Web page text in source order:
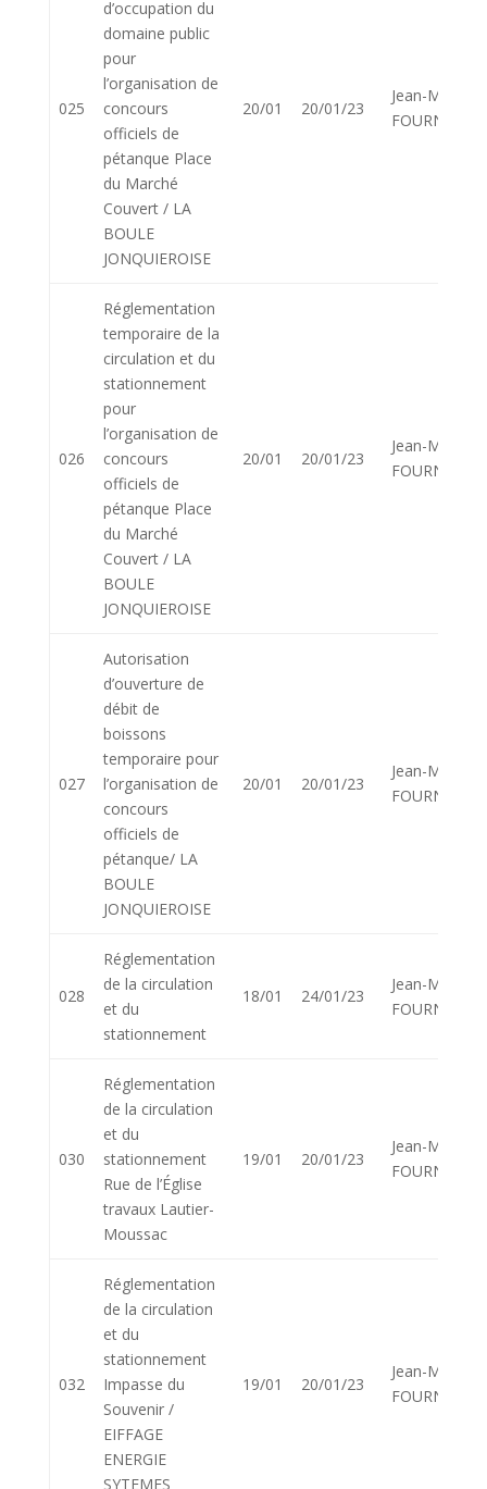
025
d’occupation du
domaine public
pour
l’organisation de
concours
officiels de
pétanque Place
du Marché
Couvert / LA
BOULE
JONQUIEROISE
20/01 20/01/23
Jean-Marie
FOURNIER
026
Réglementation
temporaire de la
circulation et du
stationnement
pour
l’organisation de
concours
officiels de
pétanque Place
du Marché
Couvert / LA
BOULE
JONQUIEROISE
20/01 20/01/23
Jean-Marie
FOURNIER
027
Autorisation
d’ouverture de
débit de
boissons
temporaire pour
l’organisation de
concours
officiels de
pétanque/ LA
BOULE
JONQUIEROISE
20/01 20/01/23
Jean-Marie
FOURNIER
028
Réglementation
de la circulation
et du
stationnement
18/01 24/01/23
Jean-Marie
FOURNIER
030
Réglementation
de la circulation
et du
stationnement
Rue de l’Église
travaux Lautier-
Moussac
19/01 20/01/23
Jean-Marie
FOURNIER
032
Réglementation
de la circulation
et du
stationnement
Impasse du
Souvenir /
EIFFAGE
ENERGIE
SYTEMES
19/01 20/01/23
Jean-Marie
FOURNIER